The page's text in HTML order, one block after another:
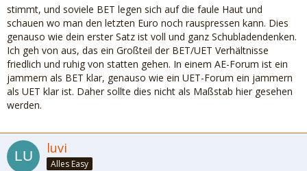
stimmt, und soviele BET legen sich auf die faule Haut und
schauen wo man den letzten Euro noch rauspressen kann. Dies
genauso wie dein erster Satz ist voll und ganz Schubladendenken.
Ich geh von aus, das ein Großteil der BET/UET Verhältnisse
friedlich und ruhig von statten gehen. In einem AE-Forum ist ein
jammern als BET klar, genauso wie ein UET-Forum ein jammern
als UET klar ist. Daher sollte dies nicht als Maßstab hier gesehen
werden.
luvi
Alles Easy